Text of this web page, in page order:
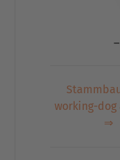
working-dog
⇒